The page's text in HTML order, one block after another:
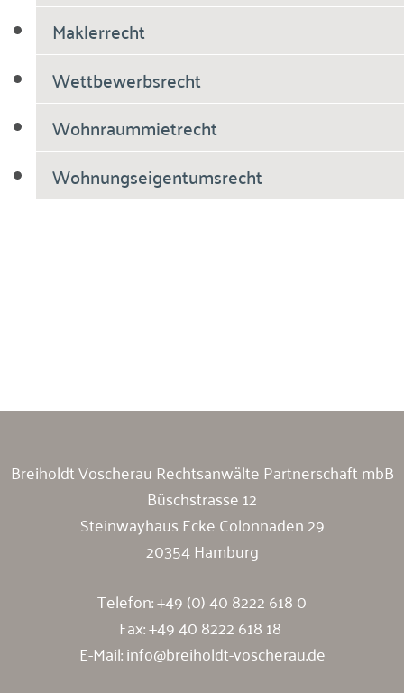
Maklerrecht
Wettbewerbsrecht
Wohnraummietrecht
Wohnungseigentumsrecht
Breiholdt Voscherau Rechtsanwälte Partnerschaft mbB
Büschstrasse 12
Steinwayhaus Ecke Colonnaden 29
20354 Hamburg
Telefon:+49 (0) 40 8222 618 0
Fax: +49 40 8222 618 18
E-Mail:info@breiholdt-voscherau.de